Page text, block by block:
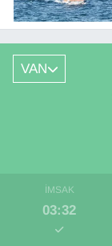
VAN
İMSAK
03:32